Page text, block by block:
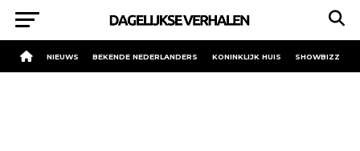
NIEUWS BEKENDE NEDERLANDERS KONINKLIJK HUIS SHOWBIZZ